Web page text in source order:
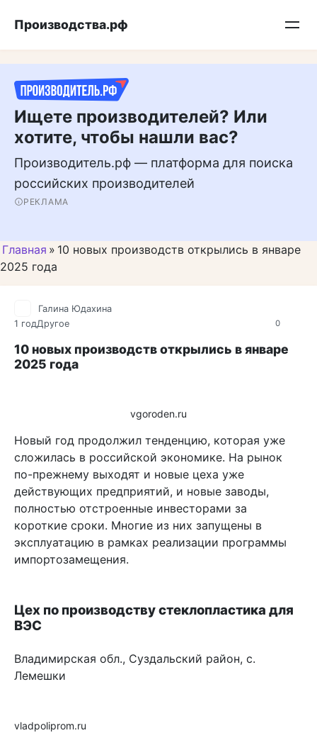
Подписывайтесь на нас в MAX
Производства.рф
Ищете производителей? Или
хотите, чтобы нашли вас?
Производитель.рф — платформа для поиска
российских производителей
РЕКЛАМА
Главная » 10 новых производств открылись в январе
2025 года
0
Галина Юдахина
1 годДругое
10 новых производств открылись в январе
2025 года
vgoroden.ru
Новый год продолжил тенденцию, которая уже
сложилась в российской экономике. На рынок
по-прежнему выходят и новые цеха уже
действующих предприятий, и новые заводы,
полностью отстроенные инвесторами за
короткие сроки. Многие из них запущены в
эксплуатацию в рамках реализации программы
импортозамещения.
Цех по производству стеклопластика для
ВЭС
Владимирская обл., Суздальский район, с.
Лемешки
vladpoliprom.ru